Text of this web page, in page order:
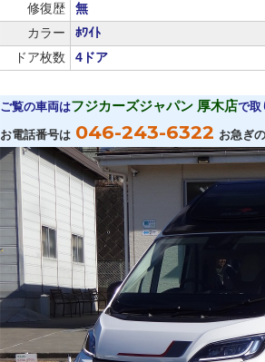
修復歴
無
カラー
ﾎﾜｲﾄ
ドア枚数
4ドア
ご覧の車両はフジカーズジャパン 厚木店で取
お電話番号は 046-243-6322 お急ぎ